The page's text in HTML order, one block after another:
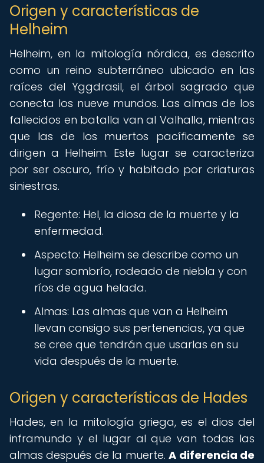
Origen y características de
Helheim
Helheim, en la mitología nórdica, es descrito
como un reino subterráneo ubicado en las
raíces del Yggdrasil, el árbol sagrado que
conecta los nueve mundos. Las almas de los
fallecidos en batalla van al Valhalla, mientras
que las de los muertos pacíficamente se
dirigen a Helheim. Este lugar se caracteriza
por ser oscuro, frío y habitado por criaturas
siniestras.
Regente: Hel, la diosa de la muerte y la
enfermedad.
Aspecto: Helheim se describe como un
lugar sombrío, rodeado de niebla y con
ríos de agua helada.
Almas: Las almas que van a Helheim
llevan consigo sus pertenencias, ya que
se cree que tendrán que usarlas en su
vida después de la muerte.
Origen y características de Hades
Hades, en la mitología griega, es el dios del
inframundo y el lugar al que van todas las
almas después de la muerte.A diferencia de